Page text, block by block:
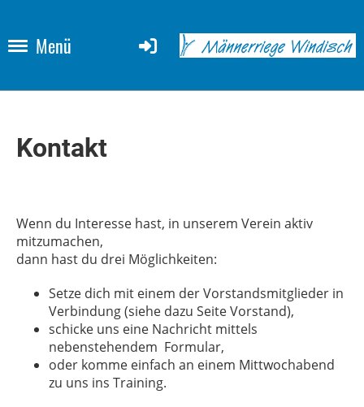
Menü
Kontakt
Wenn du Interesse hast, in unserem Verein aktiv
mitzumachen,
dann hast du drei Möglichkeiten:
Setze dich mit einem der Vorstandsmitglieder in
Verbindung (siehe dazu Seite Vorstand),
schicke uns eine Nachricht mittels
nebenstehendem Formular,
oder komme einfach an einem Mittwochabend
zu uns ins Training.